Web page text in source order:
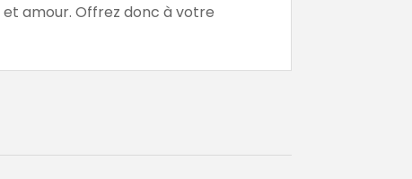
amour. Offrez donc à votre